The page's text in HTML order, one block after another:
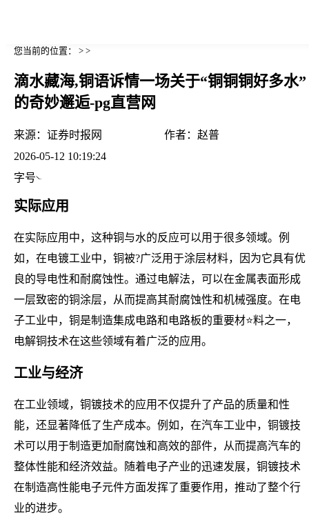
您当前的位置： > >
滴水藏海,铜语诉情一场关于“铜铜铜好多水”
的奇妙邂逅-pg直营网
来源： 证券时报网 作者： 赵普
2026-05-12 10:19:24
字号
实际应用
在实际应用中，这种铜与水的反应可以用于很多领域。例
如，在电镀工业中，铜被?广泛用于涂层材料，因为它具有优
良的导电性和耐腐蚀性。通过电解法，可以在金属表面形成
一层致密的铜涂层，从而提高其耐腐蚀性和机械强度。在电
子工业中，铜是制造集成电路和电路板的重要材⭐料之一，
电解铜技术在这些领域有着广泛的应用。
工业与经济
在工业领域，铜镀技术的应用不仅提升了产品的质量和性
能，还显著降低了生产成本。例如，在汽车工业中，铜镀技
术可以用于制造更加耐腐蚀和高效的部件，从而提高汽车的
整体性能和经济效益。随着电子产业的迅速发展，铜镀技术
在制造高性能电子元件方面发挥了重要作用，推动了整个行
业的进步。